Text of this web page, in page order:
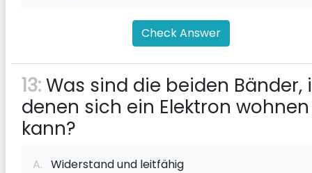
Check Answer
13:Was sind die beiden Bänder,
denen sich ein Elektron wohnen
kann?
A. Widerstand und leitfähig